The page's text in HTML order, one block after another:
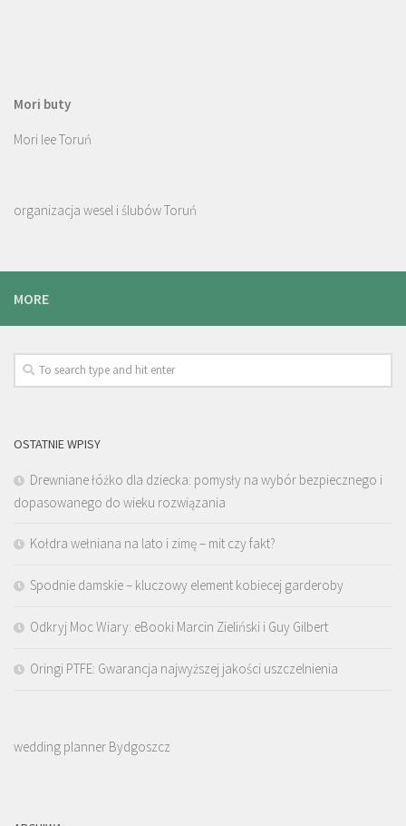
Mori buty
Mori lee Toruń
organizacja wesel i ślubów Toruń
MORE
OSTATNIE WPISY
Drewniane łóżko dla dziecka: pomysły na wybór bezpiecznego i
dopasowanego do wieku rozwiązania
Kołdra wełniana na lato i zimę – mit czy fakt?
Spodnie damskie – kluczowy element kobiecej garderoby
Odkryj Moc Wiary: eBooki Marcin Zieliński i Guy Gilbert
Oringi PTFE: Gwarancja najwyższej jakości uszczelnienia
wedding planner Bydgoszcz